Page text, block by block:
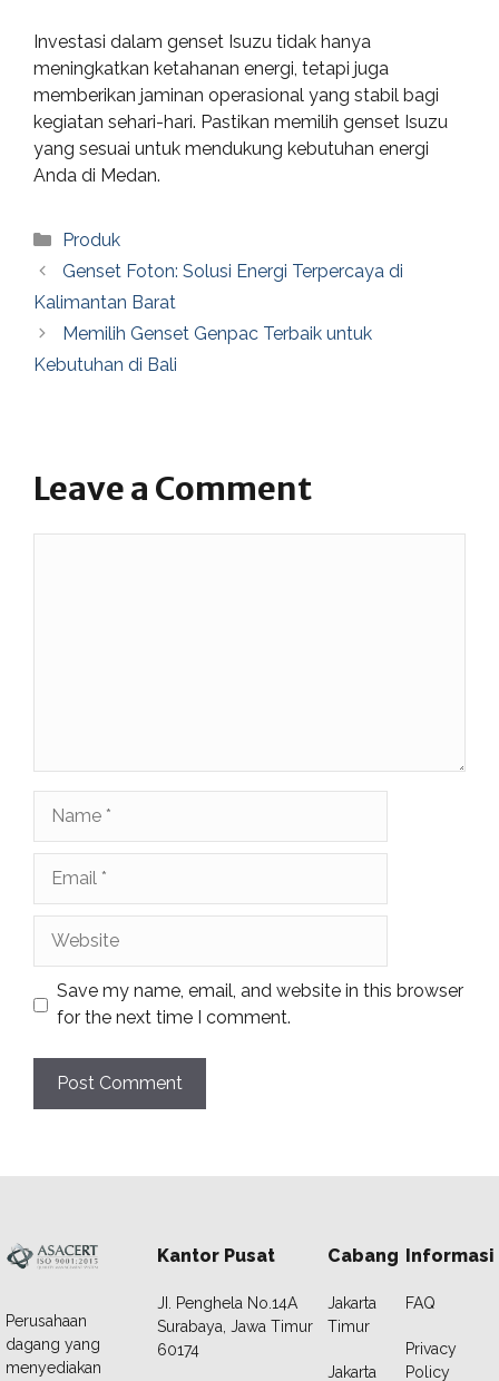
Investasi dalam genset Isuzu tidak hanya
meningkatkan ketahanan energi, tetapi juga
memberikan jaminan operasional yang stabil bagi
kegiatan sehari-hari. Pastikan memilih genset Isuzu
yang sesuai untuk mendukung kebutuhan energi
Anda di Medan.
Categories
Produk
Genset Foton: Solusi Energi Terpercaya di
Kalimantan Barat
Memilih Genset Genpac Terbaik untuk
Kebutuhan di Bali
Leave a Comment
Save my name, email, and website in this browser
for the next time I comment.
Perusahaan
dagang yang
menyediakan
Kantor Pusat
JI. Penghela No.14A
Surabaya, Jawa Timur
60174
Cabang
Jakarta
Timur
Jakarta
Informasi
FAQ
Privacy
Policy